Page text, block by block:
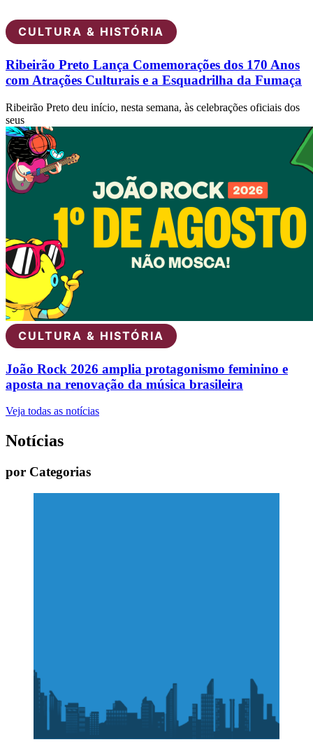
CULTURA & HISTÓRIA
Ribeirão Preto Lança Comemorações dos 170 Anos
com Atrações Culturais e a Esquadrilha da Fumaça
Ribeirão Preto deu início, nesta semana, às celebrações oficiais dos
seus
CULTURA & HISTÓRIA
João Rock 2026 amplia protagonismo feminino e
aposta na renovação da música brasileira
Veja todas as notícias
Notícias
por Categorias